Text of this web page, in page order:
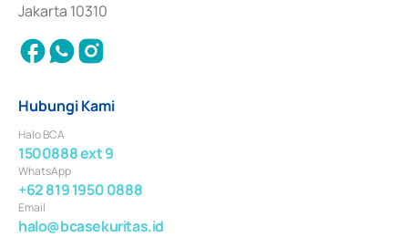
Jakarta 10310
Hubungi Kami
Halo BCA
1500888 ext 9
WhatsApp
+62 819 1950 0888
Email
halo@bcasekuritas.id